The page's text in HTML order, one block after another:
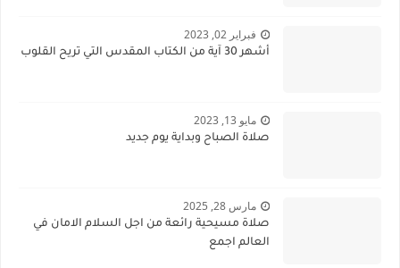
فبراير 02, 2023
أشهر 30 آية من الكتاب المقدس التي تريح القلوب
مايو 13, 2023
صلاة الصباح وبداية يوم جديد
مارس 28, 2025
صلاة مسيحية رائعة من اجل السلام الامان في
العالم اجمع